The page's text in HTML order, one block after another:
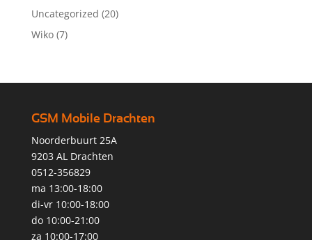
Uncategorized (20)
Wiko (7)
GSM Mobile Drachten
Noorderbuurt 25A
9203 AL Drachten
0512-356829
ma 13:00-18:00
di-vr 10:00-18:00
do 10:00-21:00
za 10:00-17:00